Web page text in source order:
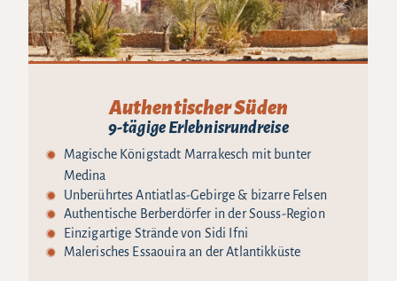
Authentischer Süden
9-tägige Erlebnisrundreise
Magische Königstadt Marrakesch mit bunter
Medina
Unberührtes Antiatlas-Gebirge & bizarre Felsen
Authentische Berberdörfer in der Souss-Region
Einzigartige Strände von Sidi Ifni
Malerisches Essaouira an der Atlantikküste